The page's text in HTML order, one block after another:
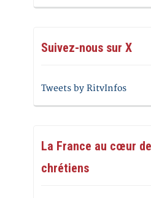
Suivez-nous sur X
Tweets by RitvInfos
La France au cœur
chrétiens